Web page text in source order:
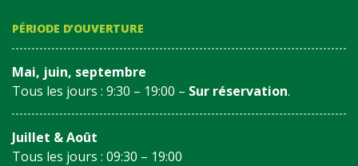
PÉRIODE D’OUVERTURE
Mai, juin, septembre
Tous les jours : 9:30 – 19:00 – Sur réservation.
Juillet & Août
Tous les jours : 09:30 – 19:00